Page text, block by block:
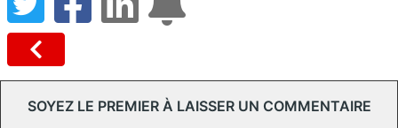
SOYEZ LE PREMIER À LAISSER UN COMMENTAIRE